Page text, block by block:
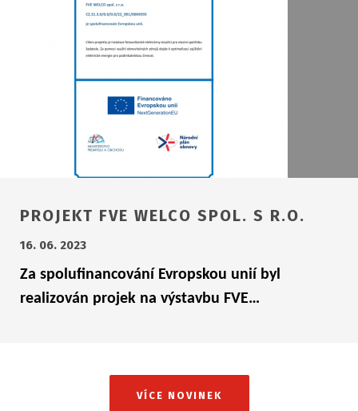
PROJEKT FVE WELCO SPOL. S R.O.
16. 06. 2023
Za spolufinancování Evropskou unií byl
realizován projek na výstavbu FVE…
VÍCE NOVINEK